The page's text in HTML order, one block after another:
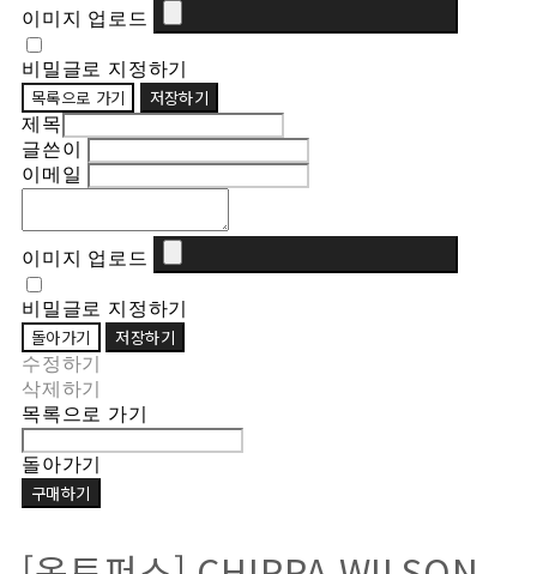
이미지 업로드
비밀글로 지정하기
목록으로 가기 저장하기
제목
글쓴이
이메일
이미지 업로드
비밀글로 지정하기
돌아가기 저장하기
수정하기
삭제하기
목록으로 가기
돌아가기
구매하기